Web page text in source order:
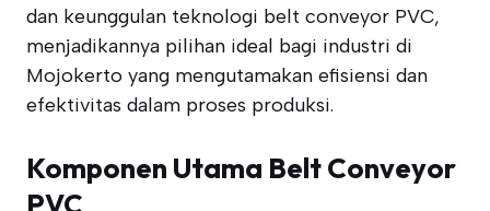
dan keunggulan teknologi belt conveyor PVC,
menjadikannya pilihan ideal bagi industri di
Mojokerto yang mengutamakan efisiensi dan
efektivitas dalam proses produksi.
Komponen Utama Belt Conveyor